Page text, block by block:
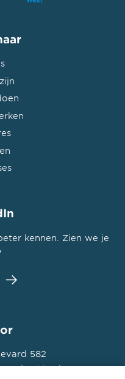
kennen. Zien we je
582
den IJssel